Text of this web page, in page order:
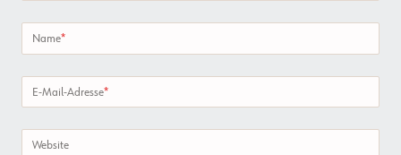
Name*
E-Mail-Adresse*
Website